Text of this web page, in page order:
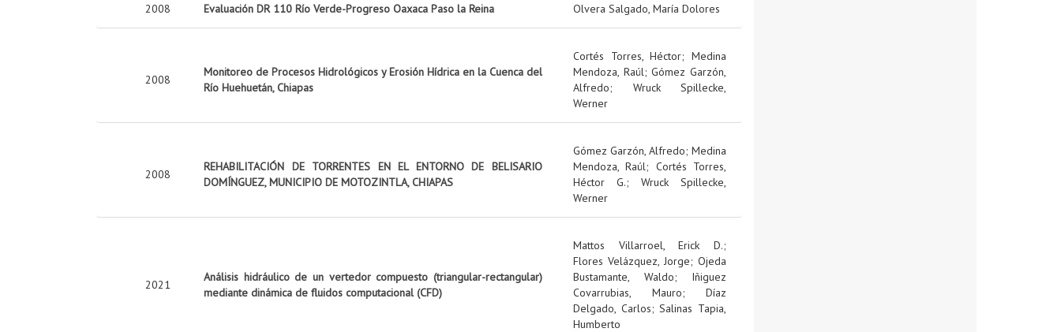
2008 Evaluación DR 110 Río Verde-Progreso Oaxaca Paso la Reina Olvera Salgado, María Dolores
2008
Monitoreo de Procesos Hidrológicos y Erosión Hídrica en la Cuenca del
Río Huehuetán, Chiapas
Cortés Torres, Héctor;Medina
Mendoza, Raúl;Gómez Garzón,
Alfredo; Wruck Spillecke,
Werner
2008
REHABILITACIÓN DE TORRENTES EN EL ENTORNO DE BELISARIO
DOMÍNGUEZ, MUNICIPIO DE MOTOZINTLA, CHIAPAS
Gómez Garzón, Alfredo; Medina
Mendoza, Raúl; Cortés Torres,
Héctor G.; Wruck Spillecke,
Werner
2021
Análisis hidráulico de un vertedor compuesto (triangular-rectangular)
mediante dinámica de fluidos computacional (CFD)
Mattos Villarroel, Erick D.;
Flores Velázquez, Jorge; Ojeda
Bustamante, Waldo; Iñiguez
Covarrubias, Mauro; Díaz
Delgado, Carlos;Salinas Tapia,
Humberto